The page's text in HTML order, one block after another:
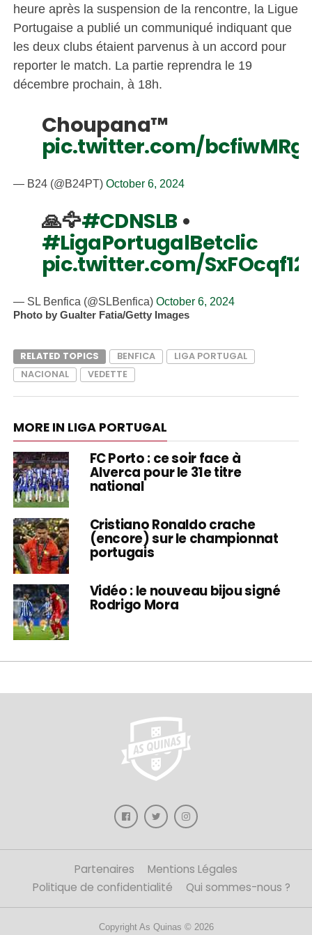
heure après la suspension de la rencontre, la Ligue
Portugaise a publié un communiqué indiquant que
les deux clubs étaient parvenus à un accord pour
reporter le match. La partie reprendra le 19
décembre prochain, à 18h.
Choupana™️
pic.twitter.com/
— B24 (@B24PT) October 6, 2024
🙏🦅#CDNSLB •
#LigaPortugalBetclic
pic.twitter.com/
— SL Benfica (@SLBenfica) October 6, 2024
Photo by Gualter Fatia/Getty Images
RELATED TOPICS BENFICA
LIGA PORTUGAL
NACIONAL
VEDETTE
MORE IN LIGA PORTUGAL
FC Porto : ce soir face à
Alverca pour le 31e titre
national
Cristiano Ronaldo crache
(encore) sur le championnat
portugais
Vidéo : le nouveau bijou signé
Rodrigo Mora
Partenaires
Mentions Légales
Politique de confidentialité
Qui sommes-nous ?
Copyright As Quinas © 2026